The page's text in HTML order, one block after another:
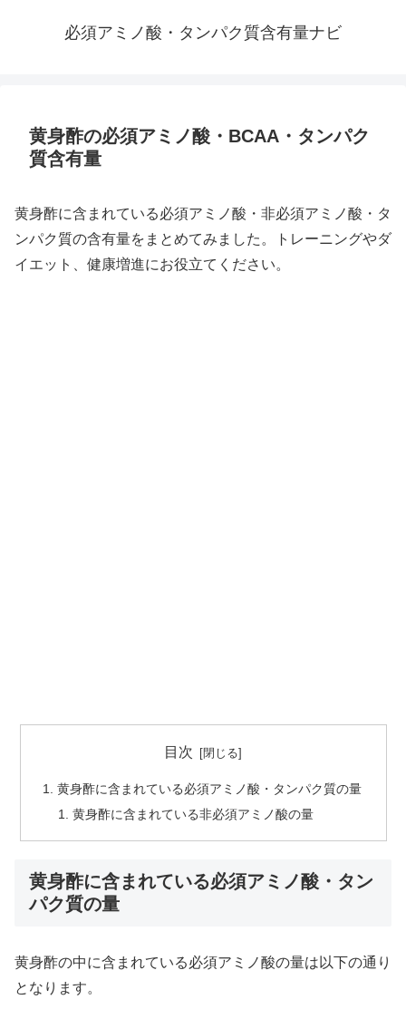
必須アミノ酸・タンパク質含有量ナビ
黄身酢の必須アミノ酸・BCAA・タンパク
質含有量
黄身酢に含まれている必須アミノ酸・非必須アミノ酸・タ
ンパク質の含有量をまとめてみました。トレーニングやダ
イエット、健康増進にお役立てください。
目次
黄身酢に含まれている必須アミノ酸・タンパク質の量
黄身酢に含まれている非必須アミノ酸の量
黄身酢に含まれている必須アミノ酸・タン
パク質の量
黄身酢の中に含まれている必須アミノ酸の量は以下の通り
となります。